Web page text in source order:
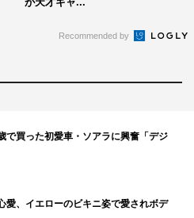
Recommended by
で買った初愛車・ソアラに興奮「デジ
愛、イエローのビキニ姿で愛されボデ